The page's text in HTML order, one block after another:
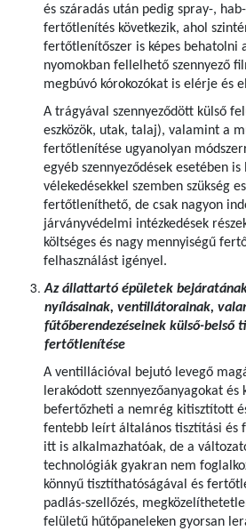
és száradás után pedig spray-,
fertőtlenítés következik, ahol
fertőtlenítőszer is képes behatolni
nyomokban fellelhető szennyező
megbúvó kórokozókat is elérje és
A trágyával szennyeződött külső
eszközök, utak, talaj), valamint a
fertőtlenítése ugyanolyan
egyéb szennyeződések esetében
vélekedésekkel szemben szükség
fertőtleníthető, de csak nagyon
járványvédelmi intézkedések
költséges és nagy mennyiségű
felhasználást igényel.
Az állattartó épületek
nyílásainak, ventillátorainak,
fűtőberendezéseinek külső-belső
fertőtlenítése
A ventillációval bejutó levegő
lerakódott szennyezőanyagokat és
befertőzheti a nemrég kitisztított
fentebb leírt általános tisztítási és
itt is alkalmazhatóak, de a
technológiák gyakran nem
könnyű tisztíthatóságával és
padlás-szellőzés,
felületű hűtőpaneleken gyorsan